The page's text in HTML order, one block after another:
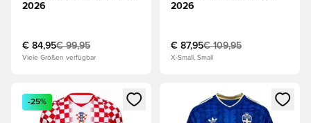
2026
€ 84,95€ 99,95
Viele Größen verfügbar
2026
€ 87,95€ 109,95
X-Small, Small
Öffnet ein Fenster zum Anmelden oder Registrieren als
-25%
Öffnet ein Fenster zum